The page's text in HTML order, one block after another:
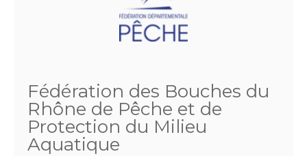
Fédération des Bouches du
Rhône de Pêche et de
Protection du Milieu
Aquatique